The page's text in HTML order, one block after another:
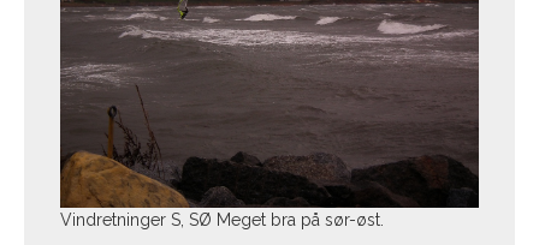
Vindretninger S, SØ Meget bra på sør-øst.